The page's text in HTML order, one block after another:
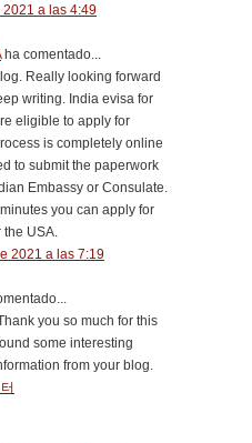
a las 4:49
ha comentado...
Really looking forward
writing. India evisa for
eligible to apply for
is completely online
to submit the paperwork
Embassy or Consulate.
you can apply for
USA.
2021 a las 7:19
you so much for this
some interesting
from your blog.